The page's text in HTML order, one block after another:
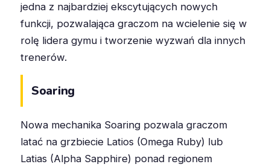
jedna z najbardziej ekscytujących nowych
funkcji, pozwalająca graczom na wcielenie się w
rolę lidera gymu i tworzenie wyzwań dla innych
trenerów.
Soaring
Nowa mechanika Soaring pozwala graczom
latać na grzbiecie Latios (Omega Ruby) lub
Latias (Alpha Sapphire) ponad regionem